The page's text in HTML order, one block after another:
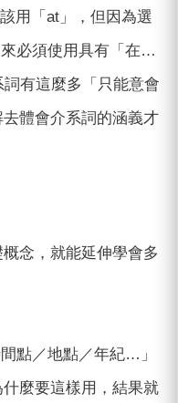
用「at」，但因為選
必須使用具有「在…
有這麼多「只能意會
體會介系詞的涵義才
念，就能延伸學會多
點／地點／年紀…」
麼要這樣用，結果就